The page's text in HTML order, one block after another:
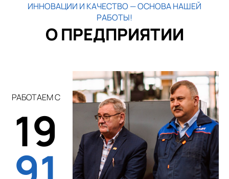
ИННОВАЦИИ И КАЧЕСТВО — ОСНОВА НАШЕЙ
РАБОТЫ!
О ПРЕДПРИЯТИИ
РАБОТАЕМ С
19